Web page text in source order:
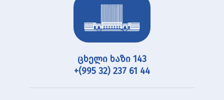
ცხელი ხაზი 143
+(995 32) 237 61 44